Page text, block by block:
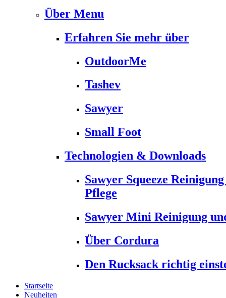
Über Menu
Erfahren Sie mehr über
OutdoorMe
Tashev
Sawyer
Small Foot
Technologien & Downloads
Sawyer Squeeze
Pflege
Sawyer Mini Reinigung
Über Cordura
Den Rucksack richtig
Startseite
Neuheiten